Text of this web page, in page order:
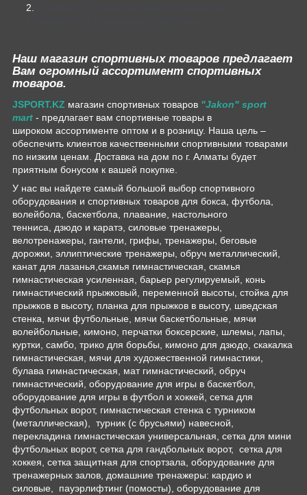
Наш магазин спортивных товаров предлагает
Вам огромный ассортимент спортивных
товаров.
JSPORT.KZ магазин спортивных товаров "Jakon" sport
mart - предлагает вам спортивные товары в
широком ассортименте оптом и в розницу. Наша цель –
обеспечить клиентов качественными спортивными товарами
по низким ценам. Доставка на дом по г. Алматы будет
приятным бонусом к вашей покупке.
У нас вы найдете самый большой выбор спортивного
оборудования и спортивных товаров для бокса, футбола,
волейбола, баскетбола, плавание, настольного
тенниса, дзюдо и каратэ, силовые тренажеры,
велотренажеры, гантели, грифы, тренажеры, беговые
дорожки, эллиптические тренажеры, обруч металлический,
канат для лазанья,скамья гимнастическая, скамья
гимнастическая усиленная, барьер регулируемый, конь
гимнастический прыжковый, переменной высоты, стойка для
прыжков в высоту, планка для прыжков в высоту, шведская
стенка, мячи футбольные, мячи баскетбольные, мячи
волейбольные, кимоно, перчатки боксерские, шлемы, лапы,
куртки, самбо, трико для борьбы, кимоно для дзюдо, скакалка
гимнастическая, мячи для художественной гимнастики,
булава гимнастическая, мат гимнастический, обруч
гимнастический, оборудование для игры в баскетбол,
оборудование для игры в футбол и хоккей, сетка для
футбольных ворот, гимнастическая стенка с турником
(металлическая), турник (с брусьями) навесной,
перекладина гимнастическая универсальная, сетка для мини
футбольных ворот, сетка для гандбольных ворот, сетка для
хоккея, сетка защитная для спортзала, оборудование для
тренажерных залов, домашние тренажеры: кардио и
силовые, пауэрлифтинг (помосты), оборудование для